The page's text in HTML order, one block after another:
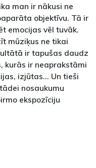
man ir nākusi ne
objektīvu. Tā ir
emocijas vēl tuvāk.
mūziķus ne tikai
ir tapušas daudz
kurās ir neaprakstāmi
izjūtas... Un tieši
nosaukumu
ekspozīciju